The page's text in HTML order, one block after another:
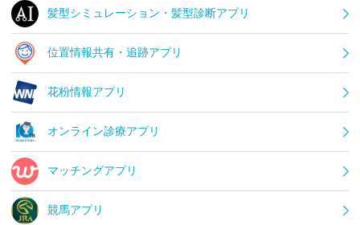
髪型シミュレーション・髪型診断アプリ
位置情報共有・追跡アプリ
花粉情報アプリ
オンライン診療アプリ
マッチングアプリ
競馬アプリ